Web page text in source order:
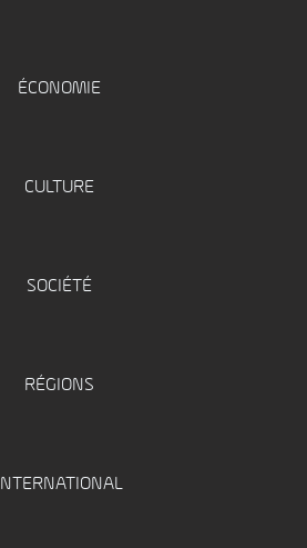
ÉCONOMIE
CULTURE
SOCIÉTÉ
RÉGIONS
INTERNATIONAL